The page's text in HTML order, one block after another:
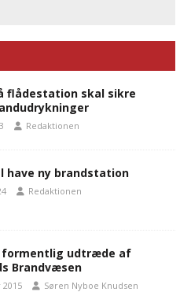
flådestation skal sikre
Redaktionen
have ny brandstation
Redaktionen
formentlig udtræde af
Brandvæsen
Søren Nyboe Knudsen